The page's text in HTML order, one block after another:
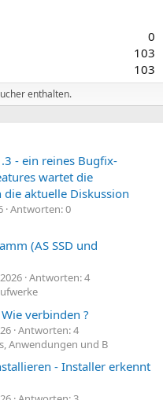
0
103
103
enthalten.
- ein reines Bugfix-
wartet die
aktuelle Diskussion
Antworten: 0
(AS SSD und
Antworten: 4
verbinden ?
Antworten: 4
Anwendungen und B
- Installer erkennt